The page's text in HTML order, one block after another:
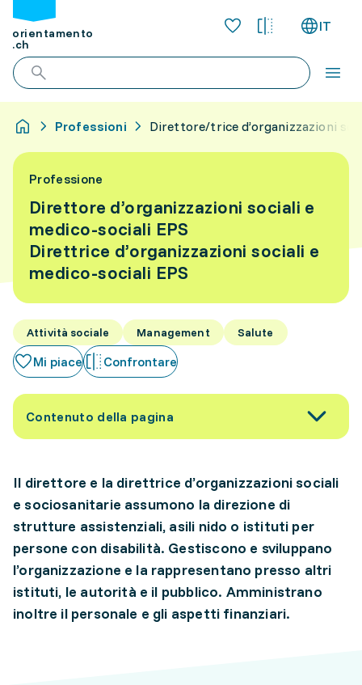
orientamento
.ch
IT
Professioni Direttore/trice d’organizzazioni
Professione
Direttore d’organizzazioni sociali e
medico-sociali EPS
Direttrice d’organizzazioni sociali e
medico-sociali EPS
Attività sociale Management Salute
Mi piace Confrontare
Contenuto della pagina
Il direttore e la direttrice d’organizzazioni sociali
e sociosanitarie assumono la direzione di
strutture assistenziali, asili nido o istituti per
persone con disabilità. Gestiscono e sviluppano
l’organizzazione e la rappresentano presso altri
istituti, le autorità e il pubblico. Amministrano
inoltre il personale e gli aspetti finanziari.